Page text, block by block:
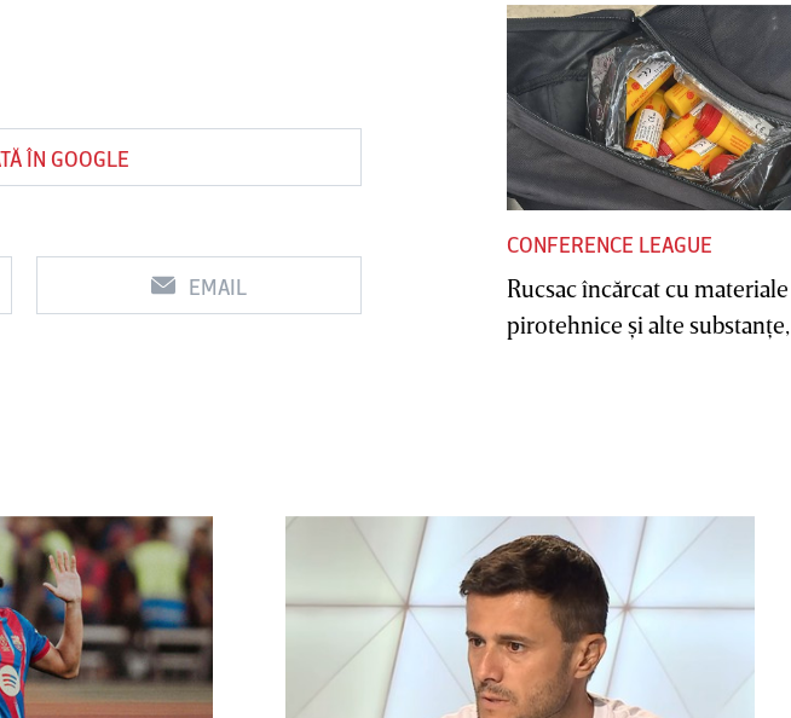
ÎN GOOGLE
EMAIL
CONFERENCE LEAGUE
Rucsac încărcat cu materiale
pirotehnice şi alte substanţe,